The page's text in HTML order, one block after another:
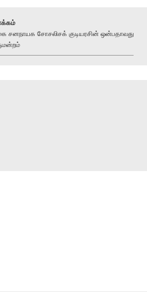
சனநாயக சோசலிசக் குடியரசின் ஒன்பதாவது